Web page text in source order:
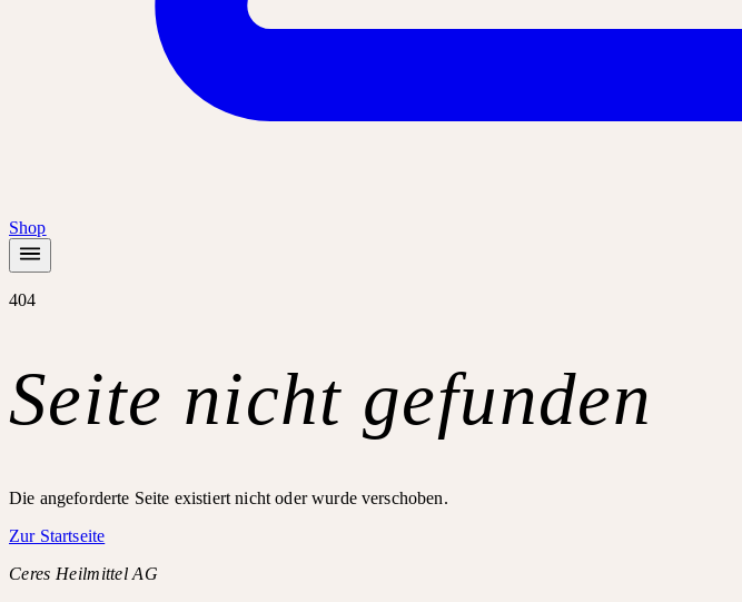
Shop
404
Seite nicht gefunden
Die angeforderte Seite existiert nicht oder wurde verschoben.
Zur Startseite
Ceres Heilmittel AG